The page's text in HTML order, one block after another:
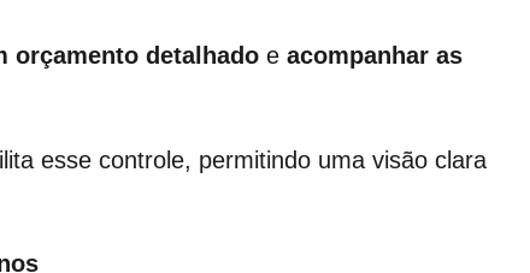
orçamento detalhado e acompanhar as
esse controle, permitindo uma visão clara